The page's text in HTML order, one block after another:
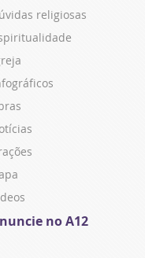
religiosas
no A12